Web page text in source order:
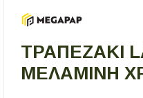
ΤΡΑΠΕΖΆΚΙ
ΜΕΛΑΜΊΝΗ